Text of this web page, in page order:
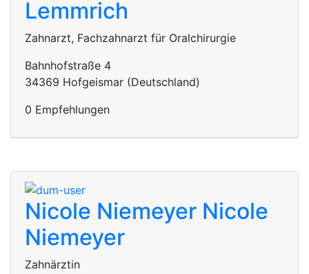
Lemmrich
Zahnarzt, Fachzahnarzt für Oralchirurgie
Bahnhofstraße 4
34369 Hofgeismar (Deutschland)
0 Empfehlungen
Nicole Niemeyer Nicole
Niemeyer
Zahnärztin